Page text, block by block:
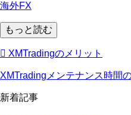
海外FX
もっと読む
XMTradingのメリット
XMTradingメンテナンス時間
新着記事